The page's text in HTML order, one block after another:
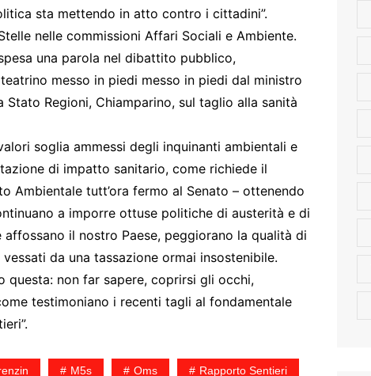
sta mettendo in atto contro i cittadini”.
nelle commissioni Affari Sociali e Ambiente.
una parola nel dibattito pubblico,
messo in piedi messo in piedi dal ministro
Regioni, Chiamparino, sul taglio alla sanità
soglia ammessi degli inquinanti ambientali e
di impatto sanitario, come richiede il
Ambientale tutt’ora fermo al Senato – ottenendo
a imporre ottuse politiche di austerità e di
il nostro Paese, peggiorano la qualità di
da una tassazione ormai insostenibile.
non far sapere, coprirsi gli occhi,
testimoniano i recenti tagli al fondamentale
M5s Oms Rapporto Sentieri